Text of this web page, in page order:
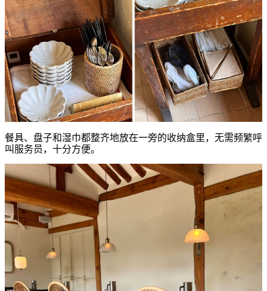
餐具、盘子和湿巾都整齐地放在一旁的收纳盒里，无需频繁呼
叫服务员，十分方便。